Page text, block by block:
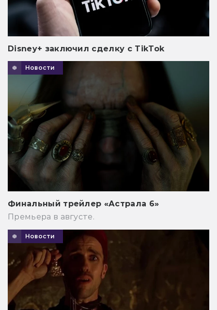
Disney+ заключил сделку с TikTok
Новости
Финальный трейлер «Астрала 6»
Премьера в августе.
Новости